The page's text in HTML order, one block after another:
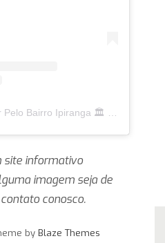
site informativo
imagem seja de
conosco.
by Blaze Themes